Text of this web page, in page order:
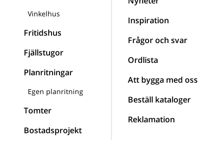
Vinkelhus
Fritidshus
Fjällstugor
Planritningar
Egen planritning
Tomter
Bostadsprojekt
Inspiration
Frågor och svar
Ordlista
Att bygga med oss
Beställ kataloger
Reklamation